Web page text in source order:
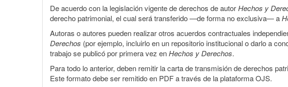
De acuerdo con la legislación vigente de derechos de autorHechos y
derecho patrimonial, el cual será transferido —de forma no exclusiva— a
Autoras o autores pueden realizar otros acuerdos contractuales
Derechos (por ejemplo, incluirlo en un repositorio institucional o darlo a
trabajo se publicó por primera vez enHechos y Derechos.
Para todo lo anterior, deben remitir la carta de transmisión de derechos
Este formato debe ser remitido en PDF a través de la plataforma OJS.